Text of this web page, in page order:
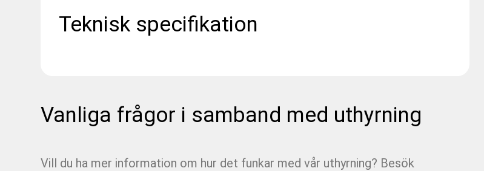
Teknisk specifikation
Vanliga frågor i samband med uthyrning
Vill du ha mer information om hur det funkar med vår uthyrning? Besök